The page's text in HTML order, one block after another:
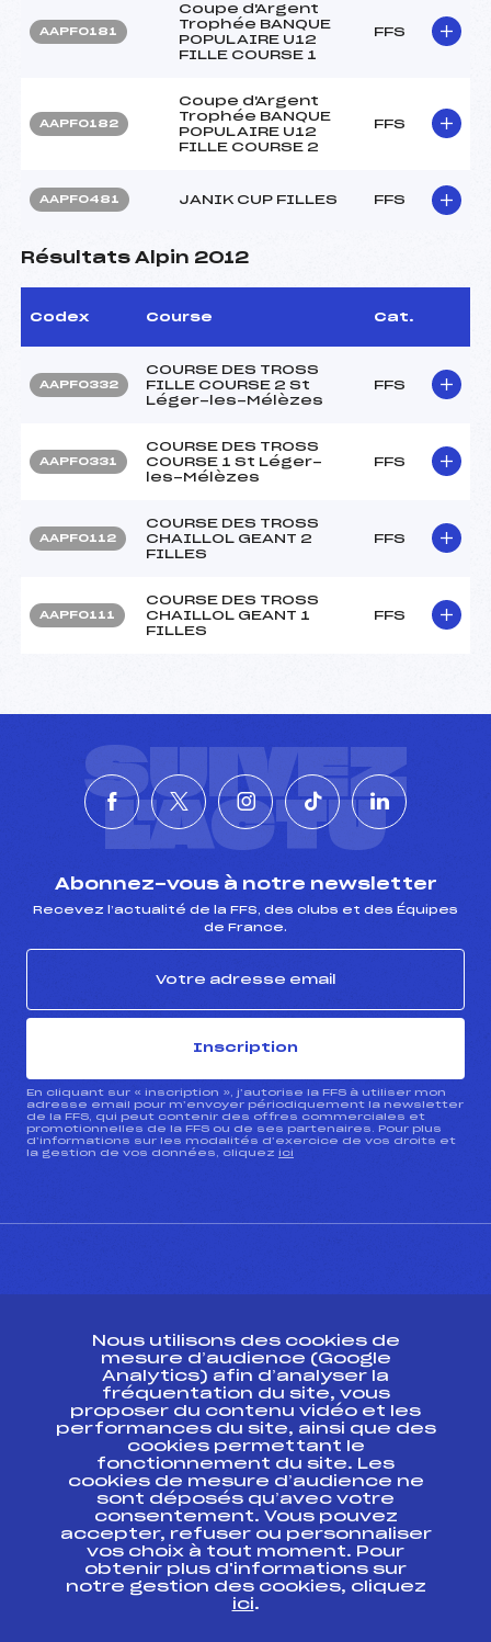
AAPF0181
Coupe d'Argent
Trophée BANQUE
POPULAIRE U12
FILLE COURSE 1
FFS
AAPF0182
Coupe d'Argent
Trophée BANQUE
POPULAIRE U12
FILLE COURSE 2
FFS
AAPF0481 JANIK CUP FILLES FFS
Résultats Alpin 2012
Codex Course Cat.
AAPF0332
COURSE DES TROSS
FILLE COURSE 2 St
Léger-les-Mélèzes
FFS
AAPF0331
COURSE DES TROSS
COURSE 1 St Léger-
les-Mélèzes
FFS
AAPF0112
COURSE DES TROSS
CHAILLOL GEANT 2
FILLES
FFS
AAPF0111
COURSE DES TROSS
CHAILLOL GEANT 1
FILLES
FFS
SUIVEZ
L'ACTU
Abonnez-vous à notre newsletter
Recevez l’actualité de la FFS, des clubs et des Équipes
de France.
Inscription
En cliquant sur « inscription », j’autorise la FFS à utiliser mon
adresse email pour m’envoyer périodiquement la newsletter
de la FFS, qui peut contenir des offres commerciales et
promotionnelles de la FFS ou de ses partenaires. Pour plus
d’informations sur les modalités d’exercice de vos droits et
la gestion de vos données, cliquez ici
ESPACE PRESSE
Ressources
Pass’Neige
Projet sportif fédéral
Projet de performance fédéral
Antidopage
Pôle Développement, Formation, Suivi
Scientifique
Listes ministérielles
Pôle vie de l’athlète
Nous utilisons des cookies de
mesure d’audience (Google
Analytics) afin d’analyser la
fréquentation du site, vous
proposer du contenu vidéo et les
performances du site, ainsi que des
cookies permettant le
fonctionnement du site. Les
cookies de mesure d’audience ne
sont déposés qu’avec votre
consentement. Vous pouvez
accepter, refuser ou personnaliser
vos choix à tout moment. Pour
obtenir plus d'informations sur
notre gestion des cookies, cliquez
ici.